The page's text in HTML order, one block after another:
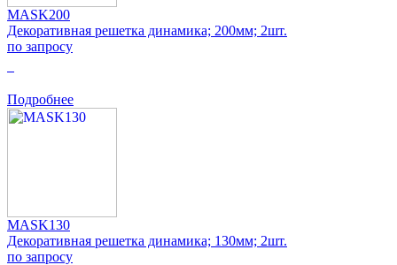
MASK200
Декоративная решетка динамика; 200мм; 2шт.
по запросу
Подробнее
MASK130
Декоративная решетка динамика; 130мм; 2шт.
по запросу